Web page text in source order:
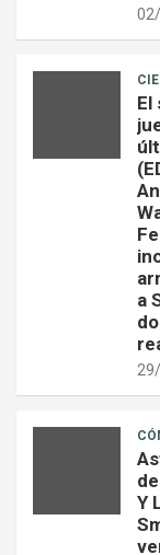
El
a
Y